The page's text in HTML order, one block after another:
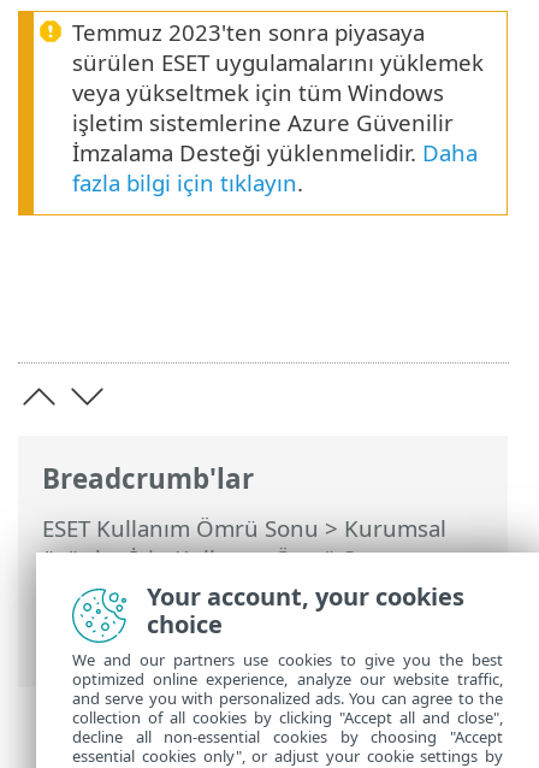
Breadcrumb'lar
ESET Kullanım Ömrü Sonu > Kurumsal
ürünler İçin Kullanım Ömrü Sonu
politikası
>İşletim sistemi destek
politikası ve ESET uygulamaları
Microsoft ve Windows işletim sistemi
Temmuz 2023'ten sonra piyasaya
sürülen ESET uygulamalarını yüklemek
veya yükseltmek için tüm Windows
işletim sistemlerine Azure Güvenilir
İmzalama Desteği yüklenmelidir. Daha
fazla bilgi için tıklayın.
Your account, your cookies
choice
We and our partners use cookies to give you the best
optimized online experience, analyze our website traffic,
and serve you with personalized ads. You can agree to the
collection of all cookies by clicking "Accept all and close",
decline all non-essential cookies by choosing "Accept
essential cookies only", or adjust your cookie settings by